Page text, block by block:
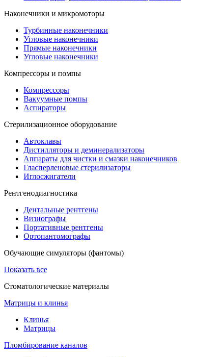
Наконечники и микромоторы
Турбинные наконечники
Угловые наконечники
Прямые наконечники
Угловые наконечники
Компрессоры и помпы
Компрессоры
Вакуумные помпы
Аспираторы
Стерилизационное оборудование
Автоклавы
Дистилляторы и деминерализаторы
Аппараты для чистки и смазки наконечников
Гласперленовые стерилизаторы
Иглосжигатели
Рентгенодиагностика
Дентальные рентгены
Визиографы
Портативные рентгены
Ортопантомографы
Обучающие симуляторы (фантомы)
Показать все
Стоматологические материалы
Матрицы и клинья
Клинья
Матрицы
Пломбирование каналов